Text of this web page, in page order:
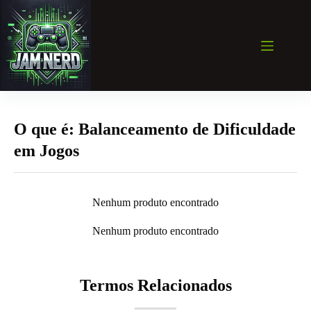
para
conteúdo
O que é: Balanceamento de Dificuldade
em Jogos
Nenhum produto encontrado
Nenhum produto encontrado
Termos Relacionados